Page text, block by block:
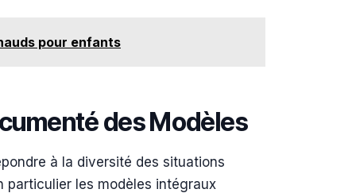
pour enfants
des Modèles
à la diversité des situations
les modèles intégraux